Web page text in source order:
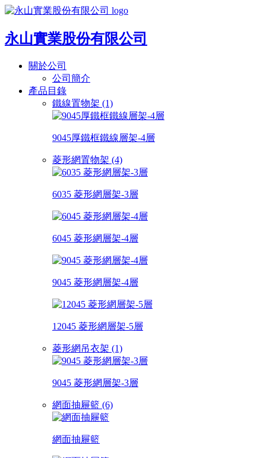
永山實業股份有限公司
關於公司
公司簡介
產品目錄
鐵線置物架 (1)
9045厚鐵框鐵線層架-4層
菱形網置物架 (4)
6035 菱形網層架-3層
6045 菱形網層架-4層
9045 菱形網層架-4層
12045 菱形網層架-5層
菱形網吊衣架 (1)
9045 菱形網層架-3層
網面抽屜籃 (6)
網面抽屜籃